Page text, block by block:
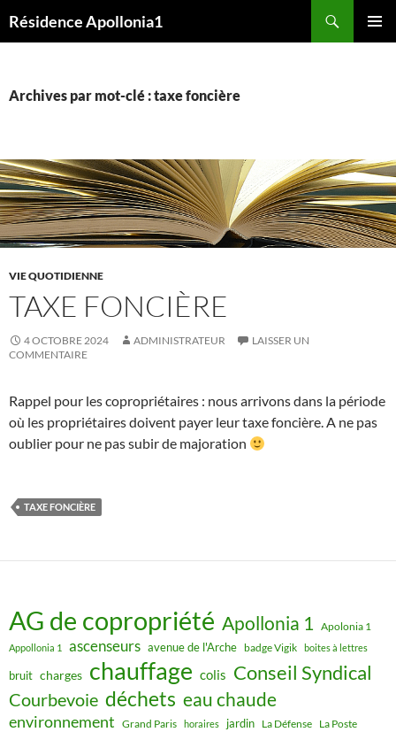
auRésidence Apollonia1
Archives par mot-clé : taxe foncière
VIE QUOTIDIENNE
TAXE FONCIÈRE
4 OCTOBRE 2024 ADMINISTRATEUR
LAISSER UN
COMMENTAIRE
Rappel pour les copropriétaires : nous arrivons dans la période
où les propriétaires doivent payer leur taxe foncière. A ne pas
oublier pour ne pas subir de majoration
TAXE FONCIÈRE
AG de copropriété Apollonia 1 Apolonia 1
Appollonia 1 ascenseurs avenue de l'Arche badge Vigik boites à lettres
bruit charges chauffage colis Conseil Syndical
Courbevoie déchets eau chaude
environnement Grand Paris horaires jardin La Défense La Poste